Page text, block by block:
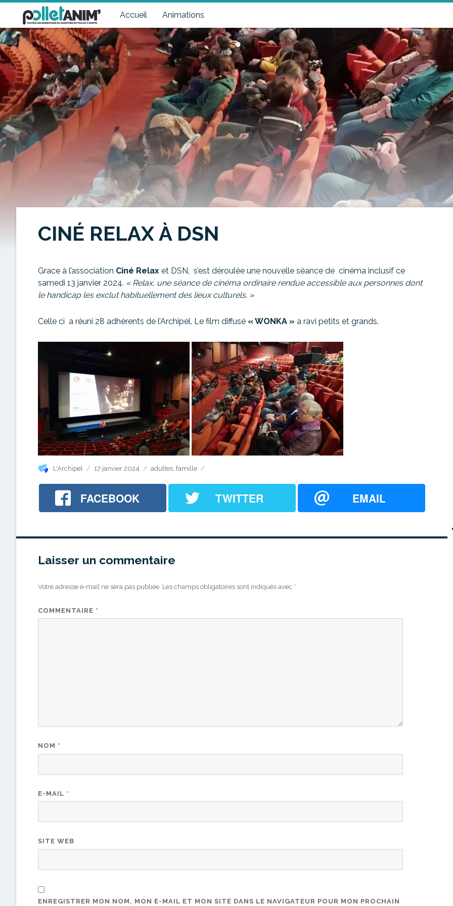
Accueil Animations
Pollet Anim'
Toutes les animations du quartier du Pollet à Dieppe
CINÉ RELAX À DSN
Grace à l’association Ciné Relaxet DSN, s’est déroulée une nouvelle séance de cinéma inclusif ce
samedi 13 janvier 2024. « Relax, une séance de cinéma ordinaire rendue accessible aux personnes dont
le handicap les exclut habituellement des lieux culturels. »
Celle ci a réuni 28 adhérents de l’Archipel. Le film diffusé « WONKA » a ravi petits et grands.
Auteur
L'Archipel
Publié
17 janvier 2024 Catégories
adultes,famille
FACEBOOK TWITTER EMAIL
Laisser un commentaire
Votre adresse e-mail ne sera pas publiée. Les champs obligatoires sont indiqués avec *
COMMENTAIRE *
NOM *
E-MAIL *
SITE WEB
ENREGISTRER MON NOM, MON E-MAIL ET MON SITE DANS LE NAVIGATEUR POUR MON PROCHAIN